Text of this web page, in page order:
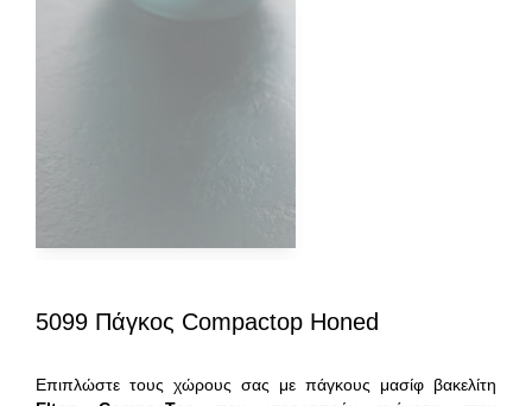
5099 Πάγκος Compactop Honed
Επιπλώστε τους χώρους σας με πάγκους μασίφ βακελίτη